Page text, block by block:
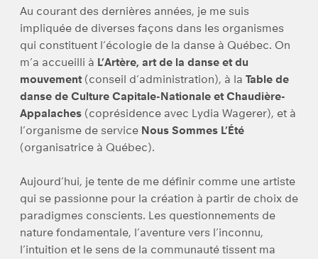
Au courant des dernières années, je me suis
impliquée de diverses façons dans les organismes
qui constituent l’écologie de la danse à Québec. On
m’a accueilli à L’Artère, art de la danse et du
mouvement(conseil d’administration), à la Table de
danse de Culture Capitale-Nationale et Chaudière-
Appalaches (coprésidence avec Lydia Wagerer), et à
l’organisme de service Nous Sommes L’Été
(organisatrice à Québec).
Aujourd’hui, je tente de me définir comme une artiste
qui se passionne pour la création à partir de choix de
paradigmes conscients. Les questionnements de
nature fondamentale, l’aventure vers l’inconnu,
l’intuition et le sens de la communauté tissent ma